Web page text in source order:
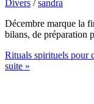
Divers /sandra
Décembre marque la
bilans, de préparation
Rituals spirituels pour
suite »